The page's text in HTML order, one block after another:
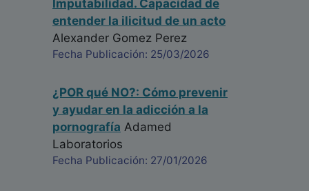
Felicidades muy interesante soy enfermera salud
mental en Cuba y todo lo relacionado con la
conducta suicida me interesa No se me permite
puede enviar Gracia Saludos desde Cuba
Yamila Borrayo Segundo
Enfermero salud mental - Cuba
Fecha: 31/05/2024
Imputabilidad. Capacidad de
entender la ilicitud de un acto
Alexander Gomez Perez
Fecha Publicación: 25/03/2026
¿POR qué NO?: Cómo prevenir
y ayudar en la adicción a la
pornografía Adamed
Laboratorios
Fecha Publicación: 27/01/2026